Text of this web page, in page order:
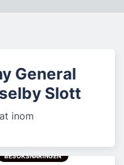
General
Slott
inom
BESÖKSNÄRINGEN